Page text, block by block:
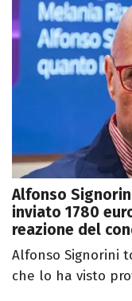
Alfonso
inviato 1780
reazione del
Alfonso Signorini
che lo ha visto